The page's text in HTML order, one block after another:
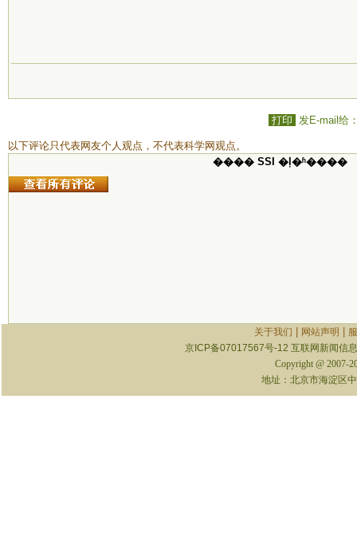
打印 发E-mail给
以下评论只代表网友个人观点，不代表科学网观点。
���� SSI �ļ�ʱ����
关于我们 网站声明
京ICP备07017567号-12 互联网新闻信
Copyright @ 2007-
地址：北京市海淀区